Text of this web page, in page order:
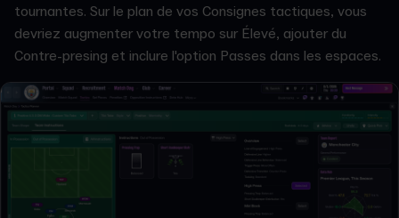
tournantes. Sur le plan de vos Consignes tactiques, vous
devriez augmenter votre tempo sur Élevé, ajouter du
Contre-presing et inclure l'option Passes dans les espaces.